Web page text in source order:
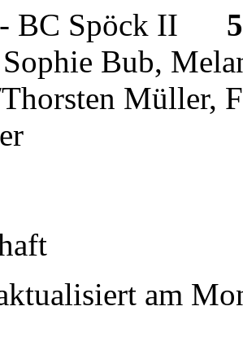
- BC Spöck II
Bub,
Müller,
am